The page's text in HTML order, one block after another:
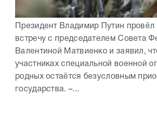
Президент Владимир Путин провёл
встречу с председателем Совета
Валентиной Матвиенко и заявил,
участниках специальной военной
родных остаётся безусловным
государства. –...